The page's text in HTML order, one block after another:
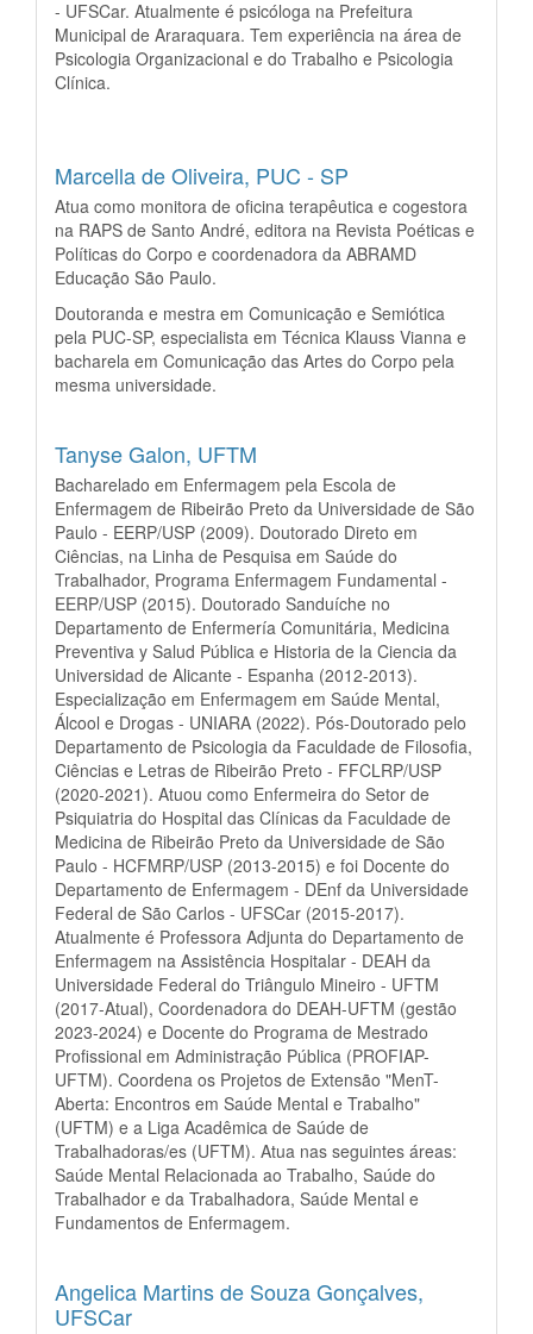
- UFSCar. Atualmente é psicóloga na Prefeitura
Municipal de Araraquara. Tem experiência na área de
Psicologia Organizacional e do Trabalho e Psicologia
Clínica.
Marcella de Oliveira, PUC - SP
Atua como monitora de oficina terapêutica e cogestora
na RAPS de Santo André, editora na Revista Poéticas e
Políticas do Corpo e coordenadora da ABRAMD
Educação São Paulo.
Doutoranda e mestra em Comunicação e Semiótica
pela PUC-SP, especialista em Técnica Klauss Vianna e
bacharela em Comunicação das Artes do Corpo pela
mesma universidade.
Tanyse Galon, UFTM
Bacharelado em Enfermagem pela Escola de
Enfermagem de Ribeirão Preto da Universidade de São
Paulo - EERP/USP (2009). Doutorado Direto em
Ciências, na Linha de Pesquisa em Saúde do
Trabalhador, Programa Enfermagem Fundamental -
EERP/USP (2015). Doutorado Sanduíche no
Departamento de Enfermería Comunitária, Medicina
Preventiva y Salud Pública e Historia de la Ciencia da
Universidad de Alicante - Espanha (2012-2013).
Especialização em Enfermagem em Saúde Mental,
Álcool e Drogas - UNIARA (2022). Pós-Doutorado pelo
Departamento de Psicologia da Faculdade de Filosofia,
Ciências e Letras de Ribeirão Preto - FFCLRP/USP
(2020-2021). Atuou como Enfermeira do Setor de
Psiquiatria do Hospital das Clínicas da Faculdade de
Medicina de Ribeirão Preto da Universidade de São
Paulo - HCFMRP/USP (2013-2015) e foi Docente do
Departamento de Enfermagem - DEnf da Universidade
Federal de São Carlos - UFSCar (2015-2017).
Atualmente é Professora Adjunta do Departamento de
Enfermagem na Assistência Hospitalar - DEAH da
Universidade Federal do Triângulo Mineiro - UFTM
(2017-Atual), Coordenadora do DEAH-UFTM (gestão
2023-2024) e Docente do Programa de Mestrado
Profissional em Administração Pública (PROFIAP-
UFTM). Coordena os Projetos de Extensão "MenT-
Aberta: Encontros em Saúde Mental e Trabalho"
(UFTM) e a Liga Acadêmica de Saúde de
Trabalhadoras/es (UFTM). Atua nas seguintes áreas:
Saúde Mental Relacionada ao Trabalho, Saúde do
Trabalhador e da Trabalhadora, Saúde Mental e
Fundamentos de Enfermagem.
Angelica Martins de Souza Gonçalves,
UFSCar